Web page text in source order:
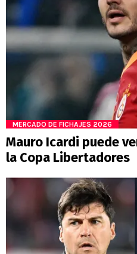
MERCADO DE FICHAJES 2026
Mauro Icardi puede
la Copa Libertadores